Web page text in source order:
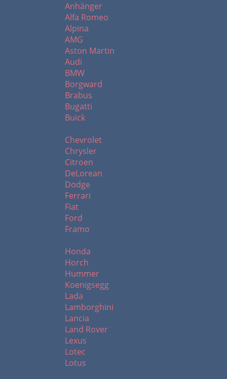
Anhänger
Alfa Romeo
Alpina
AMG
Aston Martin
Audi
BMW
Borgward
Brabus
Bugatti
Buick
Chevrolet
Chrysler
Citroen
DeLorean
Dodge
Ferrari
Fiat
Ford
Framo
Honda
Horch
Hummer
Koenigsegg
Lada
Lamborghini
Lancia
Land Rover
Lexus
Lotec
Lotus